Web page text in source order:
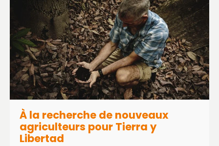
À la recherche de nouveaux
agriculteurs pour Tierra y
Libertad